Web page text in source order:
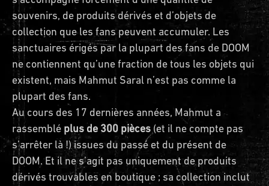
souvenirs, de produits dérivés et d’objets de
collection que les fans peuvent accumuler. Les
sanctuaires érigés par la plupart des fans de DOOM
ne contiennent qu’une fraction de tous les objets qui
existent, mais Mahmut Saral n’est pas comme la
plupart des fans.
Au cours des 17 dernières années, Mahmut a
rassemblé plus de 300 pièces (et il ne compte pas
s’arrêter là !) issues du passé et du présent de
DOOM. Et il ne s’agit pas uniquement de produits
dérivés trouvables en boutique ; sa collection inclut